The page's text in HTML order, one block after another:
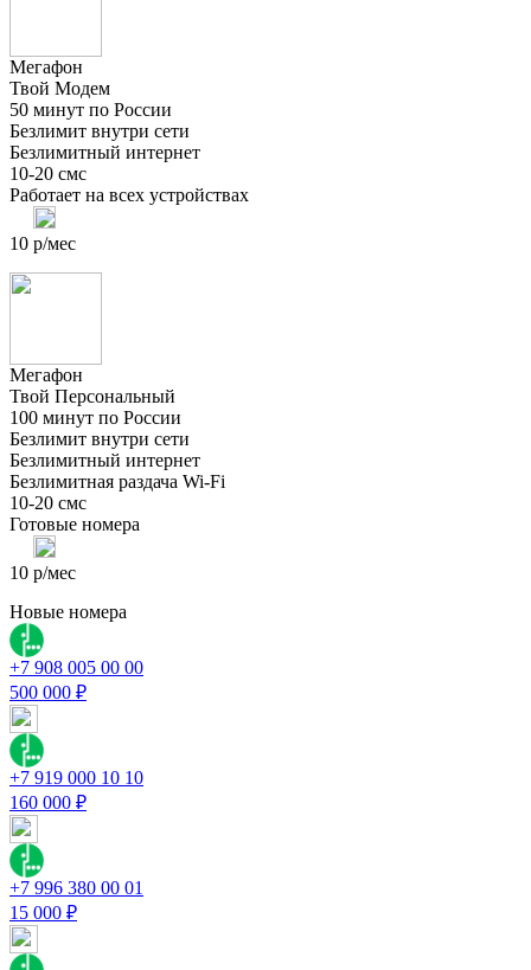
Мегафон
Твой Модем
50 минут по России
Безлимит внутри сети
Безлимитный интернет
10-20 смс
Работает на всех устройствах
10 р/мес
Мегафон
Твой Персональный
100 минут по России
Безлимит внутри сети
Безлимитный интернет
Безлимитная раздача Wi-Fi
10-20 смс
Готовые номера
10 р/мес
Новые номера
+7 908 005 00 00
500 000 ₽
+7 919 000 10 10
160 000 ₽
+7 996 380 00 01
15 000 ₽